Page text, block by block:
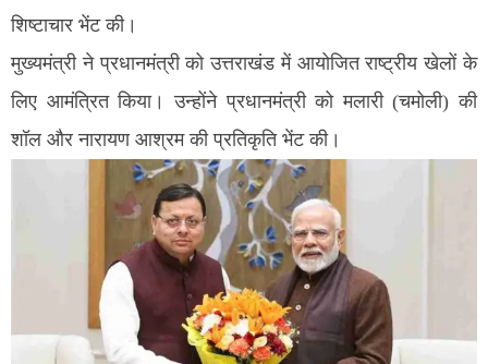
शिष्टाचार भेंट की।
मुख्यमंत्री ने प्रधानमंत्री को उत्तराखंड में आयोजित राष्ट्रीय खेलों के
लिए आमंत्रित किया। उन्होंने प्रधानमंत्री को मलारी (चमोली) की
शॉल और नारायण आश्रम की प्रतिकृति भेंट की।